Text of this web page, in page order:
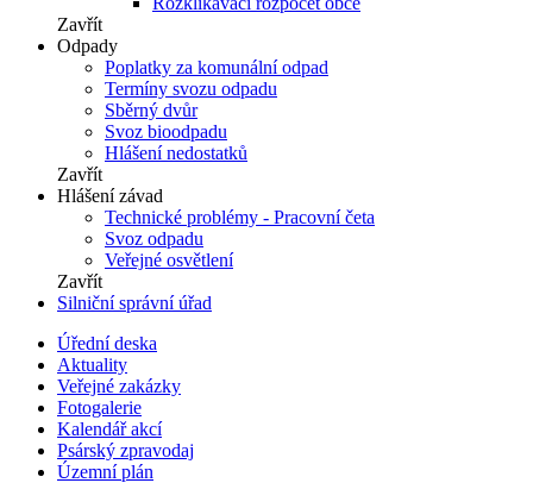
Zavřít
Odpady
Poplatky za komunální odpad
Termíny svozu odpadu
Sběrný dvůr
Svoz bioodpadu
Hlášení nedostatků
Zavřít
Hlášení závad
Technické problémy - Pracovní četa
Svoz odpadu
Veřejné osvětlení
Zavřít
Silniční správní úřad
Úřední deska
Aktuality
Veřejné zakázky
Fotogalerie
Kalendář akcí
Psárský zpravodaj
Územní plán